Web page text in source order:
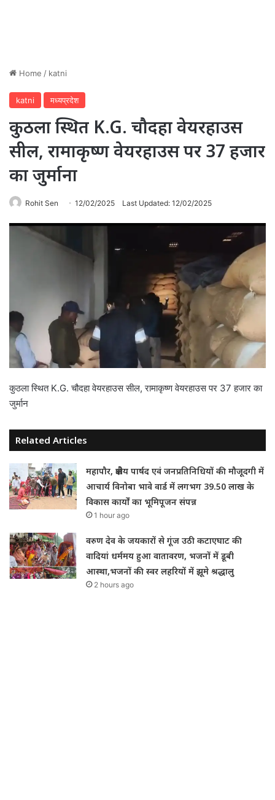
Home / katni
katni मध्यप्रदेश
कुठला स्थित K.G. चौदहा वेयरहाउस
सील, रामाकृष्ण वेयरहाउस पर 37 हजार
का जुर्माना
Rohit Sen 12/02/2025 Last Updated: 12/02/2025
कुठला स्थित K.G. चौदहा वेयरहाउस सील, रामाकृष्ण वेयरहाउस पर 37 हजार का
जुर्मान
Related Articles
महापौर, क्षेत्रीय पार्षद एवं जनप्रतिनिधियों की मौजूदगी में
आचार्य विनोबा भावे वार्ड में लगभग 39.50 लाख के
विकास कार्यों का भूमिपूजन संपन्न
1 hour ago
वरुण देव के जयकारों से गूंज उठी कटाएघाट की
वादियां धर्ममय हुआ वातावरण, भजनों में डूबी
आस्था,भजनों की स्वर लहरियों में झूमे श्रद्धालु
2 hours ago